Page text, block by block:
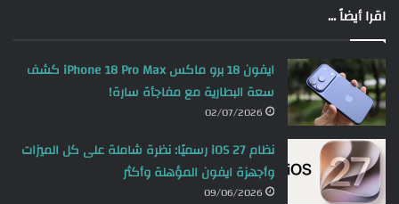
اقرا أيضاً ...
ايفون 18 برو ماكس iPhone 18 Pro Max كشف
سعة البطارية مع مفاجأة سارة!
02/07/2026
نظام iOS 27 رسميًا: نظرة شاملة على كل الميزات
وأجهزة ايفون المؤهلة وأكثر
09/06/2026